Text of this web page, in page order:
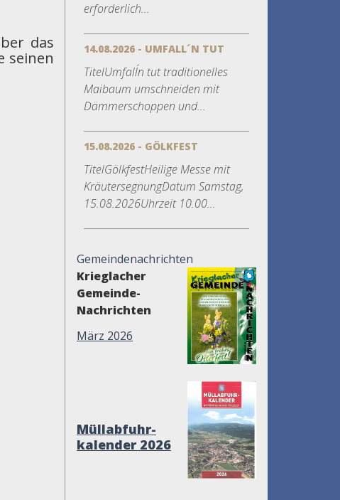
das
seinen
erforderlich...
14.08.2026 - UMFALL´N TUT
TitelUmfall´n tut traditionelles
Maibaum umschneiden mit
Dämmerschoppen und...
15.08.2026 - GÖLKFEST
TitelGölkfestHeilige Messe mit
KräutersegnungDatum Samstag,
15.08.2026Uhrzeit 10.00...
Gemeindenachrichten
Krieglacher
Gemeinde-
Nachrichten
März 2026
Müllabfuhr-
kalender 2026